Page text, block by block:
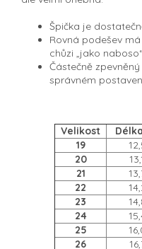
Špička je
Rovná podešev
chůzi „jako
Částečně
správném
Velikost
19
20
21
22
23
24
25
26